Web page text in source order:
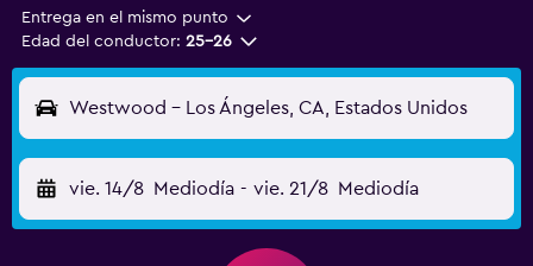
Entrega en el mismo punto
Edad del conductor: 25-26
Westwood - Los Ángeles, CA, Estados Unidos
vie. 14/8 Mediodía - vie. 21/8 Mediodía